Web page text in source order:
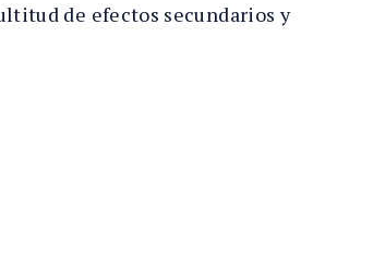
de efectos secundarios y